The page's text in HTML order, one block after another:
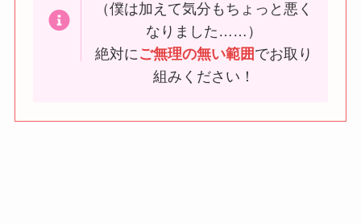
（僕は加えて気分もちょっと悪く
なりました……）
絶対にご無理の無い範囲 でお取り
組みください！